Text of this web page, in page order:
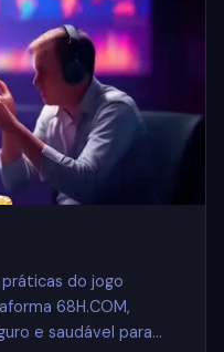
do jogo
68H.COM,
e saudável para